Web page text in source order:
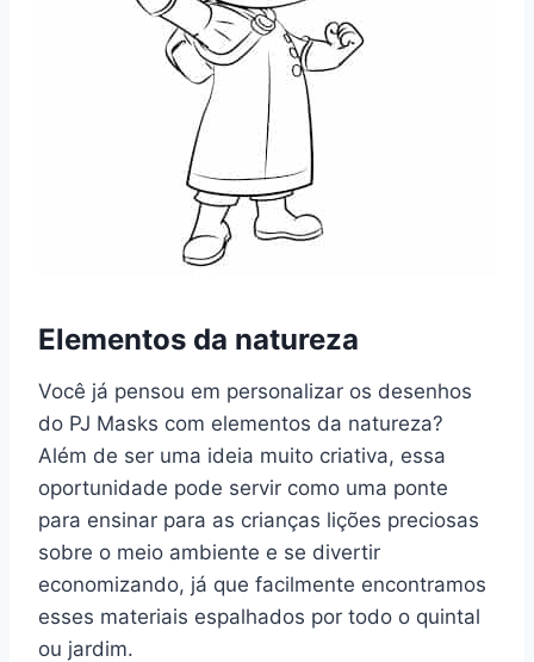
Elementos da natureza
Você já pensou em personalizar os desenhos
do PJ Masks com elementos da natureza?
Além de ser uma ideia muito criativa, essa
oportunidade pode servir como uma ponte
para ensinar para as crianças lições preciosas
sobre o meio ambiente e se divertir
economizando, já que facilmente encontramos
esses materiais espalhados por todo o quintal
ou jardim.